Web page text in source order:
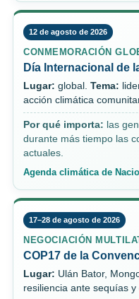
12 de agosto de 2026
CONMEMORACIÓN
Día Internacional de
Lugar: global. Tema:
acción climática
Por qué importa: las
durante más tiempo las
actuales.
Agenda climática de
17–28 de agosto de 2026
NEGOCIACIÓN
COP17 de la
Lugar: Ulán Bator,
resiliencia ante sequías